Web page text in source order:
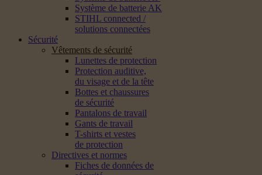
Système de batterie AK
STIHL connected /
solutions connectées
Sécurité
Vêtements de sécurité
Lunettes de protection
Protection auditive,
du visage et de la tête
Bottes et chaussures
de sécurité
Pantalons de travail
Gants de travail
T-shirts et vestes
de protection
Directives et normes
Fiches de données de